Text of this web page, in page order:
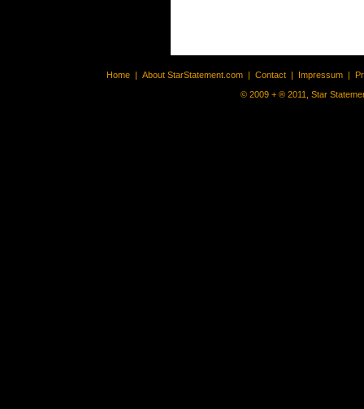
Home | About StarStatement.com | Contact | Impressum |
© 2009 + ® 2011, Star